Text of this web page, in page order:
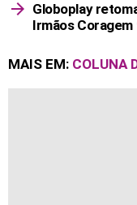
Globoplay
Irmãos Coragem
MAIS EM: COLUNA